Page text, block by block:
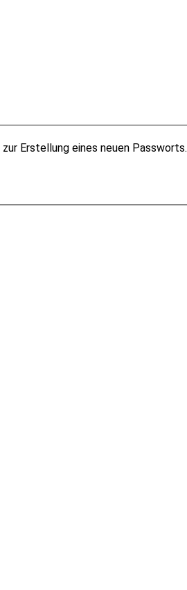
Erstellung eines neuen Passworts.